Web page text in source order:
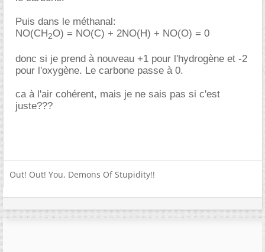
Puis dans le méthanal:
NO(CH2O) = NO(C) + 2NO(H) + NO(O) = 0
donc si je prend à nouveau +1 pour l'hydrogène et -2
pour l'oxygène. Le carbone passe à 0.
ca à l'air cohérent, mais je ne sais pas si c'est
juste???
Out! Out! You, Demons Of Stupidity!!